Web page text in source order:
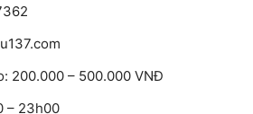
200.000 – 500.000 VNĐ
– 23h00